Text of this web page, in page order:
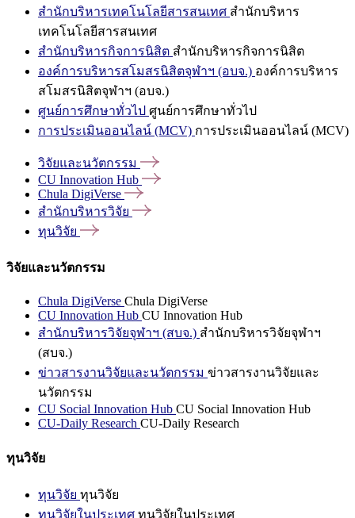
สำนักบริหารเทคโนโลยีสารสนเทศ สำนักบริหาร
เทคโนโลยีสารสนเทศ
สำนักบริหารกิจการนิสิต สำนักบริหารกิจการนิสิต
องค์การบริหารสโมสรนิสิตจุฬาฯ (อบจ.) องค์การบริหาร
สโมสรนิสิตจุฬาฯ (อบจ.)
ศูนย์การศึกษาทั่วไป ศูนย์การศึกษาทั่วไป
การประเมินออนไลน์ (MCV) การประเมินออนไลน์ (MCV)
วิจัยและนวัตกรรม
CU Innovation Hub
Chula DigiVerse
สำนักบริหารวิจัย
ทุนวิจัย
วิจัยและนวัตกรรม
Chula DigiVerse Chula DigiVerse
CU Innovation Hub CU Innovation Hub
สำนักบริหารวิจัยจุฬาฯ (สบจ.) สำนักบริหารวิจัยจุฬาฯ
(สบจ.)
ข่าวสารงานวิจัยและนวัตกรรม ข่าวสารงานวิจัยและ
นวัตกรรม
CU Social Innovation Hub CU Social Innovation Hub
CU-Daily Research CU-Daily Research
ทุนวิจัย
ทุนวิจัย ทุนวิจัย
ทุนวิจัยในประเทศ ทุนวิจัยในประเทศ